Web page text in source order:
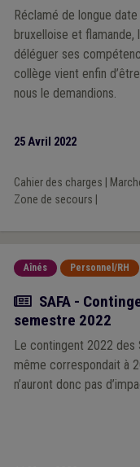
Réclamé de longue
bruxelloise et flamande,
déléguer ses
collège vient enfin
nous le demandions.
25 Avril 2022
Cahier des charges
Zone de secours
Aînés Personnel/RH
Actualité
SAFA -
semestre 2022
Le contingent 2022 des
même correspondait à
n’auront donc pas